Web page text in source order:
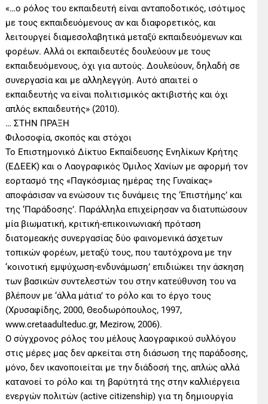
«…ο ρόλος του εκπαιδευτή είναι ανταποδοτικός, ισότιμος
με τους εκπαιδευόμενους αν και διαφορετικός, και
λειτουργεί διαμεσολαβητικά μεταξύ εκπαιδευόμενων και
φορέων. Αλλά οι εκπαιδευτές δουλεύουν με τους
εκπαιδευόμενους, όχι για αυτούς. Δουλεύουν, δηλαδή σε
συνεργασία και με αλληλεγγύη. Αυτό απαιτεί ο
εκπαιδευτής να είναι πολιτισμικός ακτιβιστής και όχι
απλός εκπαιδευτής» (2010).
… ΣΤΗΝ ΠΡΑΞΗ
Φιλοσοφία, σκοπός και στόχοι
To Επιστημονικό Δίκτυο Εκπαίδευσης Ενηλίκων Κρήτης
(ΕΔΕΕΚ) και ο Λαογραφικός Όμιλος Χανίων με αφορμή τον
εορτασμό της «Παγκόσμιας ημέρας της Γυναίκας»
αποφάσισαν να ενώσουν τις δυνάμεις της ‘Επιστήμης’ και
της ‘Παράδοσης’. Παράλληλα επιχείρησαν να διατυπώσουν
μία βιωματική, κριτική-επικοινωνιακή πρόταση
διατομεακής συνεργασίας δύο φαινομενικά άσχετων
τοπικών φορέων, μεταξύ τους, που ταυτόχρονα με την
‘κοινοτική εμψύχωση-ενδυνάμωση’ επιδιώκει την άσκηση
των βασικών συντελεστών του στην κατεύθυνση του να
βλέπουν με ‘άλλα μάτια’ το ρόλο και το έργο τους
(Χρυσαφίδης, 2000, Θεοδωρόπουλος, 1997,
www.cretaadulteduc.gr, Μezirow, 2006).
Ο σύγχρονος ρόλος του μέλους λαογραφικού συλλόγου
στις μέρες μας δεν αρκείται στη διάσωση της παράδοσης,
μόνο, δεν ικανοποιείται με την διάδοσή της, απλώς αλλά
κατανοεί το ρόλο και τη βαρύτητά της στην καλλιέργεια
ενεργών πολιτών (active citizenship) για τη δημιουργία